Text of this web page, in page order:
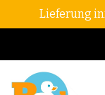
Lieferung